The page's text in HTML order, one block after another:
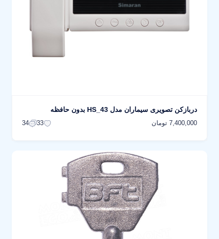
دربازکن تصویری سیماران مدل HS_43 بدون حافظه
7,400,000 تومان 33
34